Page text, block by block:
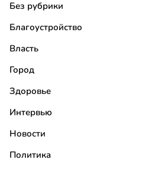
Без рубрики
Благоустройство
Власть
Город
Здоровье
Интервью
Новости
Политика